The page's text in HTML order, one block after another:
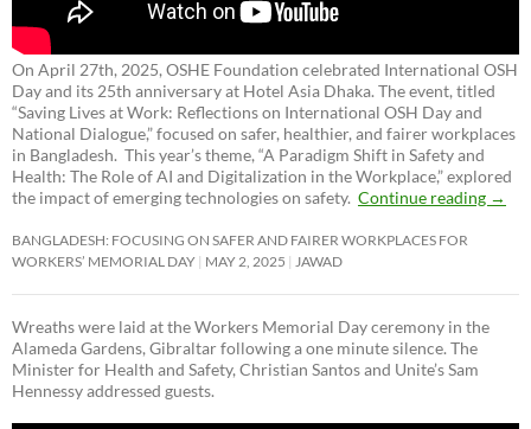
On April 27th, 2025, OSHE Foundation celebrated International OSH
Day and its 25th anniversary at Hotel Asia Dhaka. The event, titled
“Saving Lives at Work: Reflections on International OSH Day and
National Dialogue,”focused on safer, healthier, and fairer workplaces
in Bangladesh. This year’s theme, “A Paradigm Shift in Safety and
Health: The Role of AI and Digitalization in the Workplace,” explored
the impact of emerging technologies on safety. Continue reading →
BANGLADESH: FOCUSING ON SAFER AND FAIRER WORKPLACES FOR
WORKERS’ MEMORIAL DAY MAY 2, 2025 JAWAD
Wreaths were laid at the Workers Memorial Day ceremony in the
Alameda Gardens, Gibraltar following a one minute silence. The
Minister for Health and Safety, Christian Santos and Unite’s Sam
Hennessy addressed guests.